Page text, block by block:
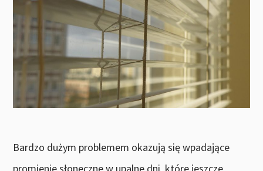
Bardzo dużym problemem okazują się wpadające